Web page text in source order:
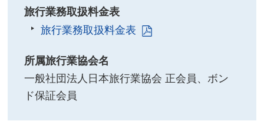
旅行業務取扱料金表
旅行業務取扱料金表
所属旅行業協会名
一般社団法人日本旅行業協会 正会員、ボン
ド保証会員